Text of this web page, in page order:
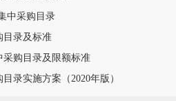
中采购目录
目录及标准
采购目录及限额标准
录实施方案（2020年版）